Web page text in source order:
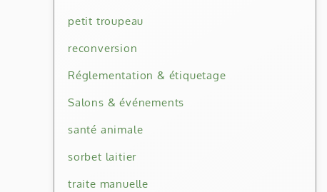
petit troupeau
reconversion
Réglementation & étiquetage
Salons & événements
santé animale
sorbet laitier
traite manuelle